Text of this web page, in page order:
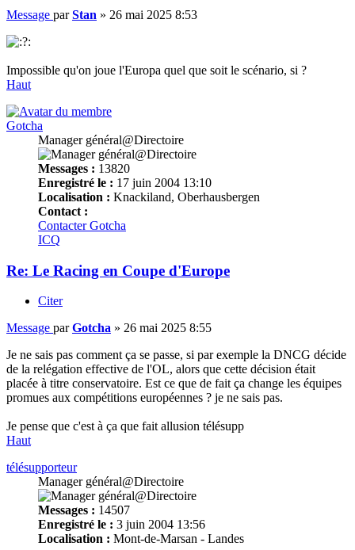
Message parStan » 26 mai 2025 8:53
Impossible qu'on joue l'Europa quel que soit le scénario, si ?
Haut
Gotcha
Manager général@Directoire
Messages : 13820
Enregistré le : 17 juin 2004 13:10
Localisation : Knackiland, Oberhausbergen
Contact :
Contacter Gotcha
ICQ
Re: Le Racing en Coupe d'Europe
Citer
Message parGotcha » 26 mai 2025 8:55
Je ne sais pas comment ça se passe, si par exemple la DNCG décide
de la relégation effective de l'OL, alors que cette décision était
placée à titre conservatoire. Est ce que de fait ça change les équipes
promues aux compétitions européennes ? je ne sais pas.
Je pense que c'est à ça que fait allusion télésupp
Haut
télésupporteur
Manager général@Directoire
Messages : 14507
Enregistré le : 3 juin 2004 13:56
Localisation : Mont-de-Marsan - Landes